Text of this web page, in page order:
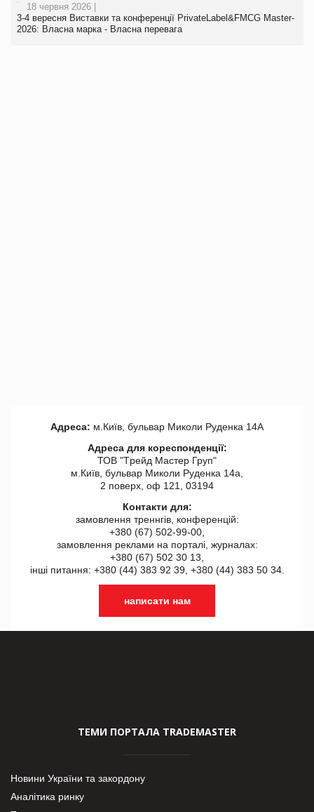
18 червня 2026 |
3-4 вересня Виставки та конференції PrivateLabel&FMCG Master-
2026: Власна марка - Власна перевага
Адреса: м.Київ, бульвар Миколи Руденка 14А
Адреса для кореспонденції:
ТОВ "Tрейд Мастер Груп"
м.Київ, бульвар Миколи Руденка 14а,
2 поверх, оф 121, 03194
Контакти для:
замовлення треннгів, конференцій:
+380 (67) 502-99-00,
замовлення реклами на порталі, журналах:
+380 (67) 502 30 13,
інші питання: +380 (44) 383 92 39, +380 (44) 383 50 34.
написати нам
ТЕМИ ПОРТАЛА TRADEMASTER
Новини України та закордону
Аналітика ринку